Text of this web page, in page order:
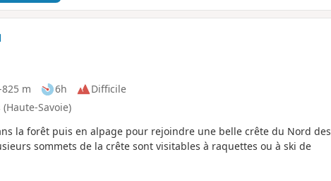
m 6h
Difficile
Savoie)
la forêt puis en alpage pour rejoindre une belle crête du Nord des
sommets de la crête sont visitables à raquettes ou à ski de